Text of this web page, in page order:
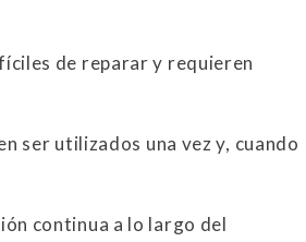
de reparar y requieren
ser utilizados una vez y, cuando
continua a lo largo del